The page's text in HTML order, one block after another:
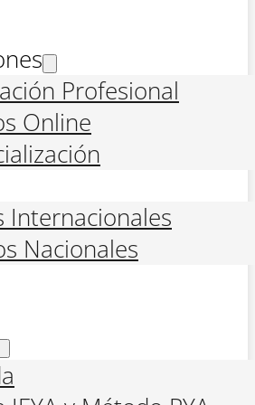
Profesional
Online
Internacionales
Nacionales